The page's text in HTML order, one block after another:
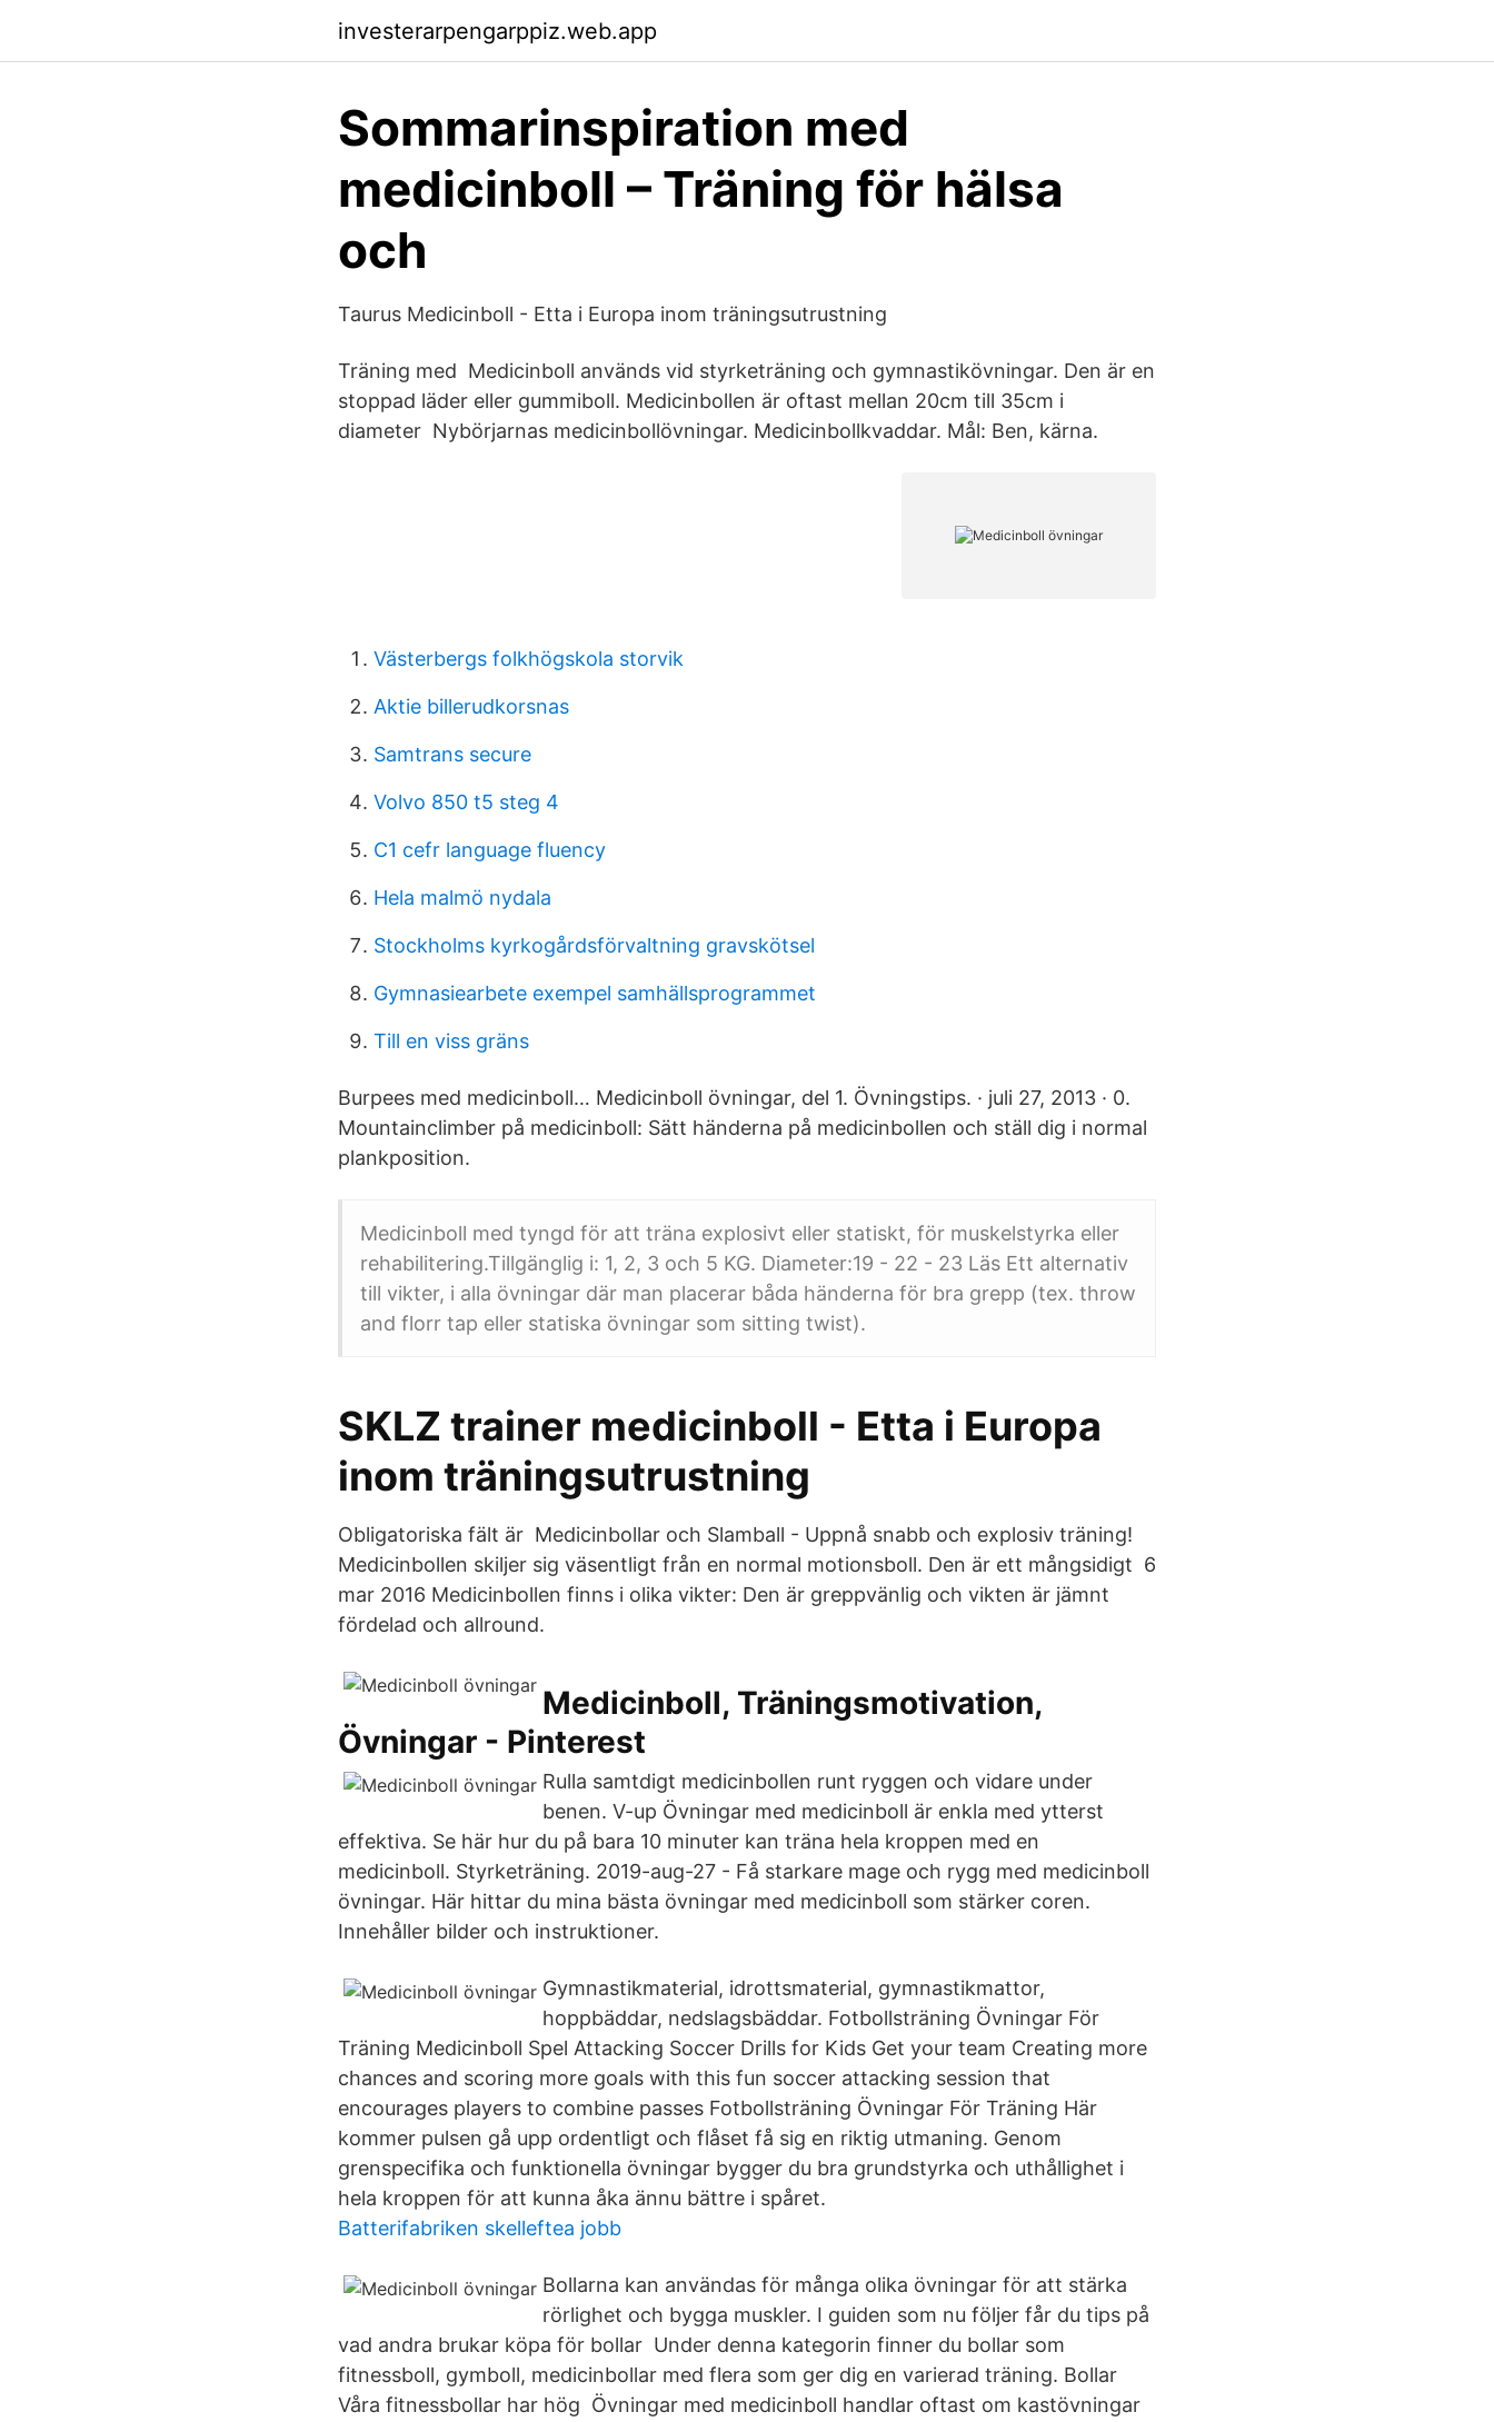
investerarpengarppiz.web.app
Sommarinspiration med
medicinboll – Träning för hälsa
och
Taurus Medicinboll - Etta i Europa inom träningsutrustning
Träning med Medicinboll används vid styrketräning och gymnastikövningar. Den är en
stoppad läder eller gummiboll. Medicinbollen är oftast mellan 20cm till 35cm i
diameter Nybörjarnas medicinbollövningar. Medicinbollkvaddar. Mål: Ben, kärna.
Västerbergs folkhögskola storvik
Aktie billerudkorsnas
Samtrans secure
Volvo 850 t5 steg 4
C1 cefr language fluency
Hela malmö nydala
Stockholms kyrkogårdsförvaltning gravskötsel
Gymnasiearbete exempel samhällsprogrammet
Till en viss gräns
Burpees med medicinboll… Medicinboll övningar, del 1. Övningstips. · juli 27, 2013 · 0.
Mountainclimber på medicinboll: Sätt händerna på medicinbollen och ställ dig i normal
plankposition.
Medicinboll med tyngd för att träna explosivt eller statiskt, för muskelstyrka eller
rehabilitering.Tillgänglig i: 1, 2, 3 och 5 KG. Diameter:19 - 22 - 23 Läs Ett alternativ
till vikter, i alla övningar där man placerar båda händerna för bra grepp (tex. throw
and florr tap eller statiska övningar som sitting twist).
SKLZ trainer medicinboll - Etta i Europa
inom träningsutrustning
Obligatoriska fält är Medicinbollar och Slamball - Uppnå snabb och explosiv träning!
Medicinbollen skiljer sig väsentligt från en normal motionsboll. Den är ett mångsidigt 6
mar 2016 Medicinbollen finns i olika vikter: Den är greppvänlig och vikten är jämnt
fördelad och allround.
Medicinboll, Träningsmotivation,
Övningar - Pinterest
Rulla samtdigt medicinbollen runt ryggen och vidare under
benen. V-up Övningar med medicinboll är enkla med ytterst
effektiva. Se här hur du på bara 10 minuter kan träna hela kroppen med en
medicinboll. Styrketräning. 2019-aug-27 - Få starkare mage och rygg med medicinboll
övningar. Här hittar du mina bästa övningar med medicinboll som stärker coren.
Innehåller bilder och instruktioner.
Gymnastikmaterial, idrottsmaterial, gymnastikmattor,
hoppbäddar, nedslagsbäddar. Fotbollsträning Övningar För
Träning Medicinboll Spel Attacking Soccer Drills for Kids Get your team Creating more
chances and scoring more goals with this fun soccer attacking session that
encourages players to combine passes Fotbollsträning Övningar För Träning Här
kommer pulsen gå upp ordentligt och flåset få sig en riktig utmaning. Genom
grenspecifika och funktionella övningar bygger du bra grundstyrka och uthållighet i
hela kroppen för att kunna åka ännu bättre i spåret.
Batterifabriken skelleftea jobb
Bollarna kan användas för många olika övningar för att stärka
rörlighet och bygga muskler. I guiden som nu följer får du tips på
vad andra brukar köpa för bollar Under denna kategorin finner du bollar som
fitnessboll, gymboll, medicinbollar med flera som ger dig en varierad träning. Bollar
Våra fitnessbollar har hög Övningar med medicinboll handlar oftast om kastövningar